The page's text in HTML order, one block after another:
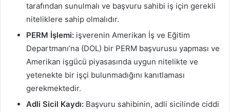
tarafından sunulmalı ve başvuru sahibi iş için gerekli
niteliklere sahip olmalıdır.
PERM İşlemi: işverenin Amerikan İş ve Eğitim
Departmanı’na (DOL) bir PERM başvurusu yapması ve
Amerikan işgücü piyasasında uygun nitelikte ve
yetenekte bir işçi bulunmadığını kanıtlaması
gerekmektedir.
Adli Sicil Kaydı: Başvuru sahibinin, adli sicilinde ciddi